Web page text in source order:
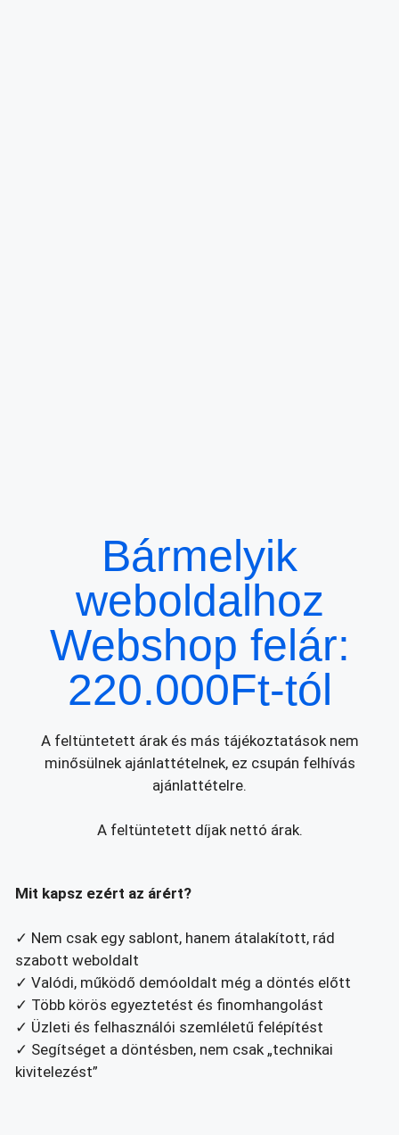
Bármelyik
weboldalhoz
Webshop felár:
220.000Ft-tól
A feltüntetett árak és más tájékoztatások nem
minősülnek ajánlattételnek, ez csupán felhívás
ajánlattételre.
A feltüntetett díjak nettó árak.
Mit kapsz ezért az árért?
✓ Nem csak egy sablont, hanem átalakított, rád
szabott weboldalt
✓ Valódi, működő demóoldalt még a döntés előtt
✓ Több körös egyeztetést és finomhangolást
✓ Üzleti és felhasználói szemléletű felépítést
✓ Segítséget a döntésben, nem csak „technikai
kivitelezést”